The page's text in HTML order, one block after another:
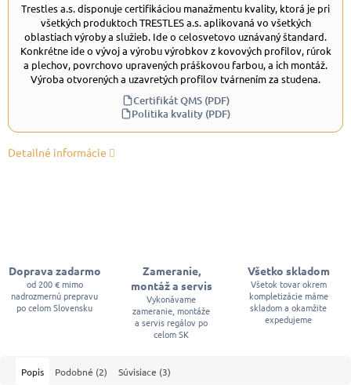
Trestles a.s. disponuje certifikáciou manažmentu kvality, ktorá je pri
všetkých produktoch TRESTLES a.s. aplikovaná vo všetkých
oblastiach výroby a služieb. Ide o celosvetovo uznávaný štandard.
Konkrétne ide o vývoj a výrobu výrobkov z kovových profilov, rúrok
a plechov, povrchovo upravených práškovou farbou, a ich montáž.
Výroba otvorených a uzavretých profilov tvárnením za studena.
Certifikát QMS (PDF)
Politika kvality (PDF)
Detailné informácie
Doprava zadarmo
od 200 € mimo
nadrozmernú prepravu
po celom Slovensku
Zameranie,
montáž a servis
Vykonávame
zameranie, montáže
a servis regálov po
celom SK
Všetko skladom
Všetok tovar okrem
kompletizácie máme
skladom a okamžite
expedujeme
Popis Podobné (2) Súvisiace (3)